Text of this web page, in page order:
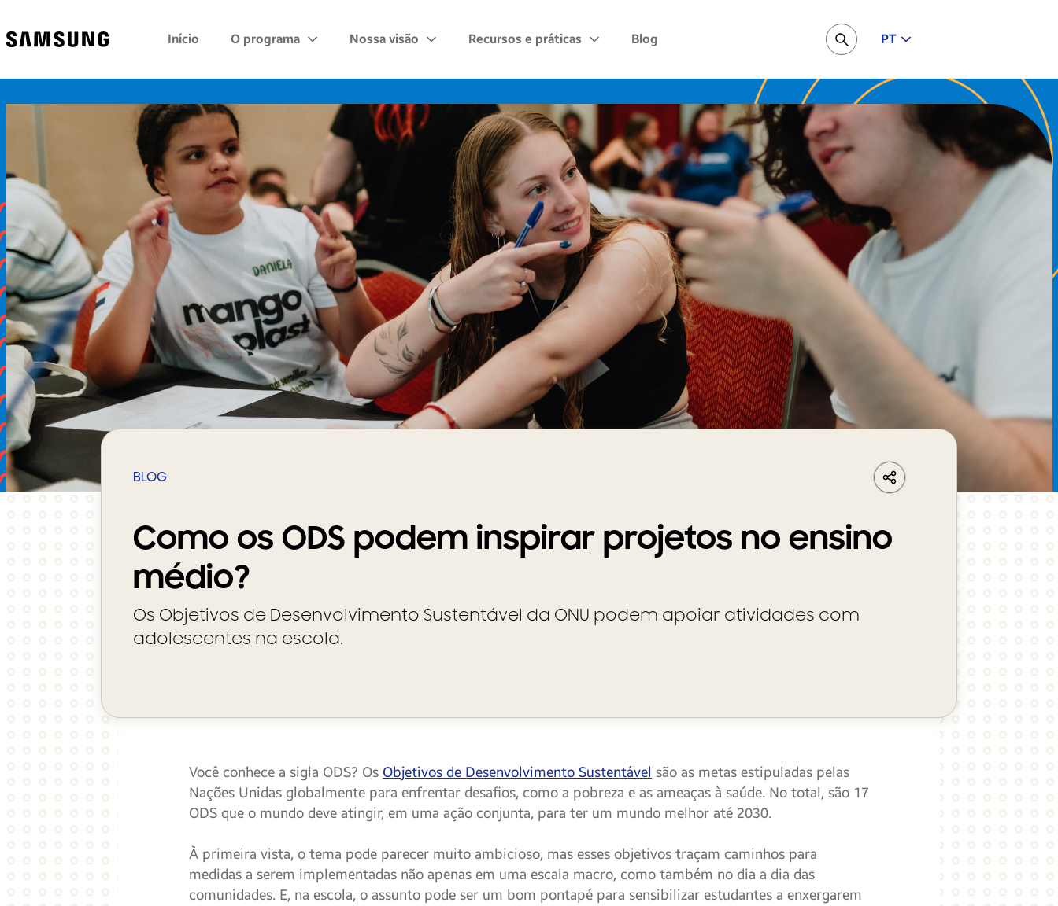
Samsung Início O programa Nossa visão Recursos e práticas Blog Pesquisar PT
BLOG LinkedIn
Share
Como os ODS podem inspirar projetos no ensino
médio?
Os Objetivos de Desenvolvimento Sustentável da ONU podem apoiar atividades com
adolescentes na escola.
Você conhece a sigla ODS? Os Objetivos de Desenvolvimento Sustentável são as metas estipuladas pelas
Nações Unidas globalmente para enfrentar desafios, como a pobreza e as ameaças à saúde. No total, são 17
ODS que o mundo deve atingir, em uma ação conjunta, para ter um mundo melhor até 2030.
À primeira vista, o tema pode parecer muito ambicioso, mas esses objetivos traçam caminhos para
medidas a serem implementadas não apenas em uma escala macro, como também no dia a dia das
comunidades. E, na escola, o assunto pode ser um bom pontapé para sensibilizar estudantes a enxergarem